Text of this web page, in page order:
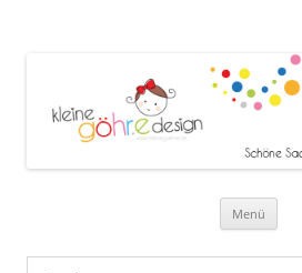
Menü